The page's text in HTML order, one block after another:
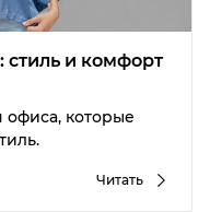
и комфорт
которые
Читать